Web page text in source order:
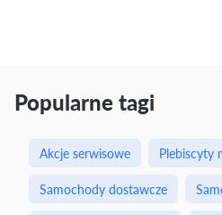
Popularne tagi
Akcje serwisowe
Plebiscyty
Samochody dostawcze